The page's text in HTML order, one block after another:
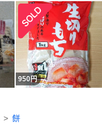
950円
餅